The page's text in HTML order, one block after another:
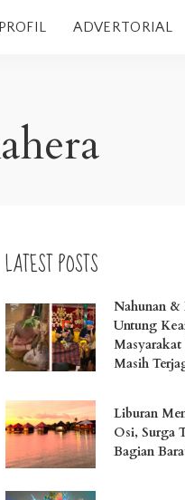
PROFIL ADVERTORIAL
LATEST POSTS
Nahunan &
Untung
Masih
Liburan
Osi, Surga
Bagian